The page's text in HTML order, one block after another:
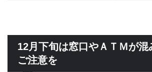
12月下旬は窓口やＡＴＭが混
ご注意を